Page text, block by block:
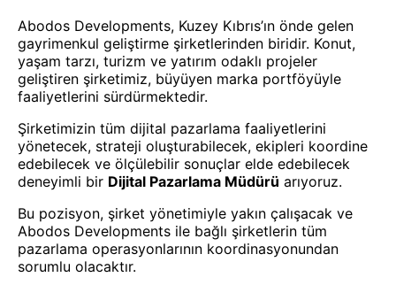
Abodos Developments, Kuzey Kıbrıs’ın önde gelen
gayrimenkul geliştirme şirketlerinden biridir. Konut,
yaşam tarzı, turizm ve yatırım odaklı projeler
geliştiren şirketimiz, büyüyen marka portföyüyle
faaliyetlerini sürdürmektedir.
Şirketimizin tüm dijital pazarlama faaliyetlerini
yönetecek, strateji oluşturabilecek, ekipleri koordine
edebilecek ve ölçülebilir sonuçlar elde edebilecek
deneyimli bir Dijital Pazarlama Müdürü arıyoruz.
Bu pozisyon, şirket yönetimiyle yakın çalışacak ve
Abodos Developments ile bağlı şirketlerin tüm
pazarlama operasyonlarının koordinasyonundan
sorumlu olacaktır.